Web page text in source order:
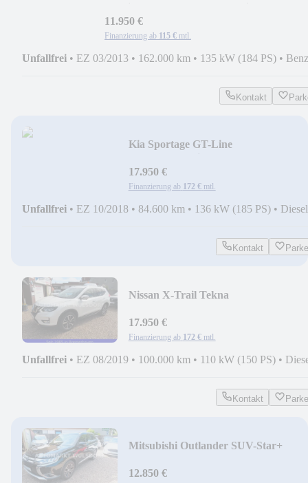
11.950 €
Finanzierung ab 115 € mtl.
Unfallfrei • EZ 03/2013 • 162.000 km • 135 kW (184 PS) •
Kontakt
Kia Sportage GT-Line
17.950 €
Finanzierung ab 172 € mtl.
Unfallfrei • EZ 10/2018 • 84.600 km • 136 kW (185 PS) • Diesel
Kontakt
Nissan X-Trail Tekna
17.950 €
Finanzierung ab 172 € mtl.
Unfallfrei • EZ 08/2019 • 100.000 km • 110 kW (150 PS) •
Kontakt
Mitsubishi Outlander SUV-Star+
12.850 €